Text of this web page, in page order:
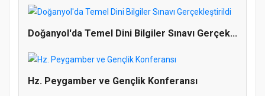
Doğanyol'da Temel Dini Bilgiler Sınavı Gerçek...
Hz. Peygamber ve Gençlik Konferansı